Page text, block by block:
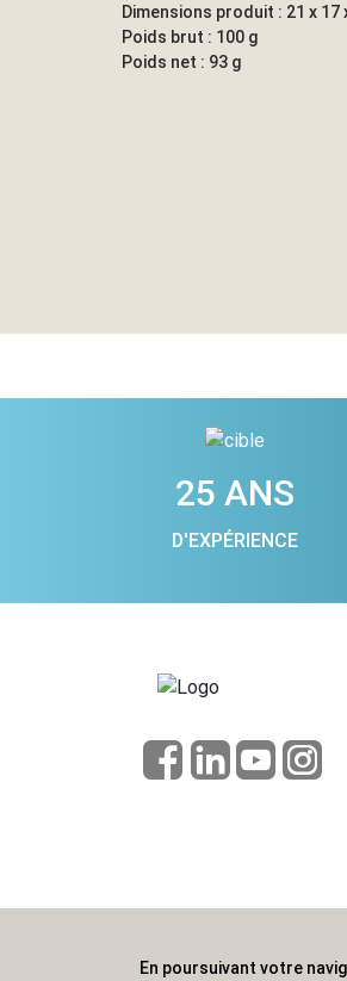
Dimensions produit : 21 x 17
Poids brut : 100 g
Poids net : 93 g
25 ANS
D'EXPÉRIENCE
En poursuivant votre